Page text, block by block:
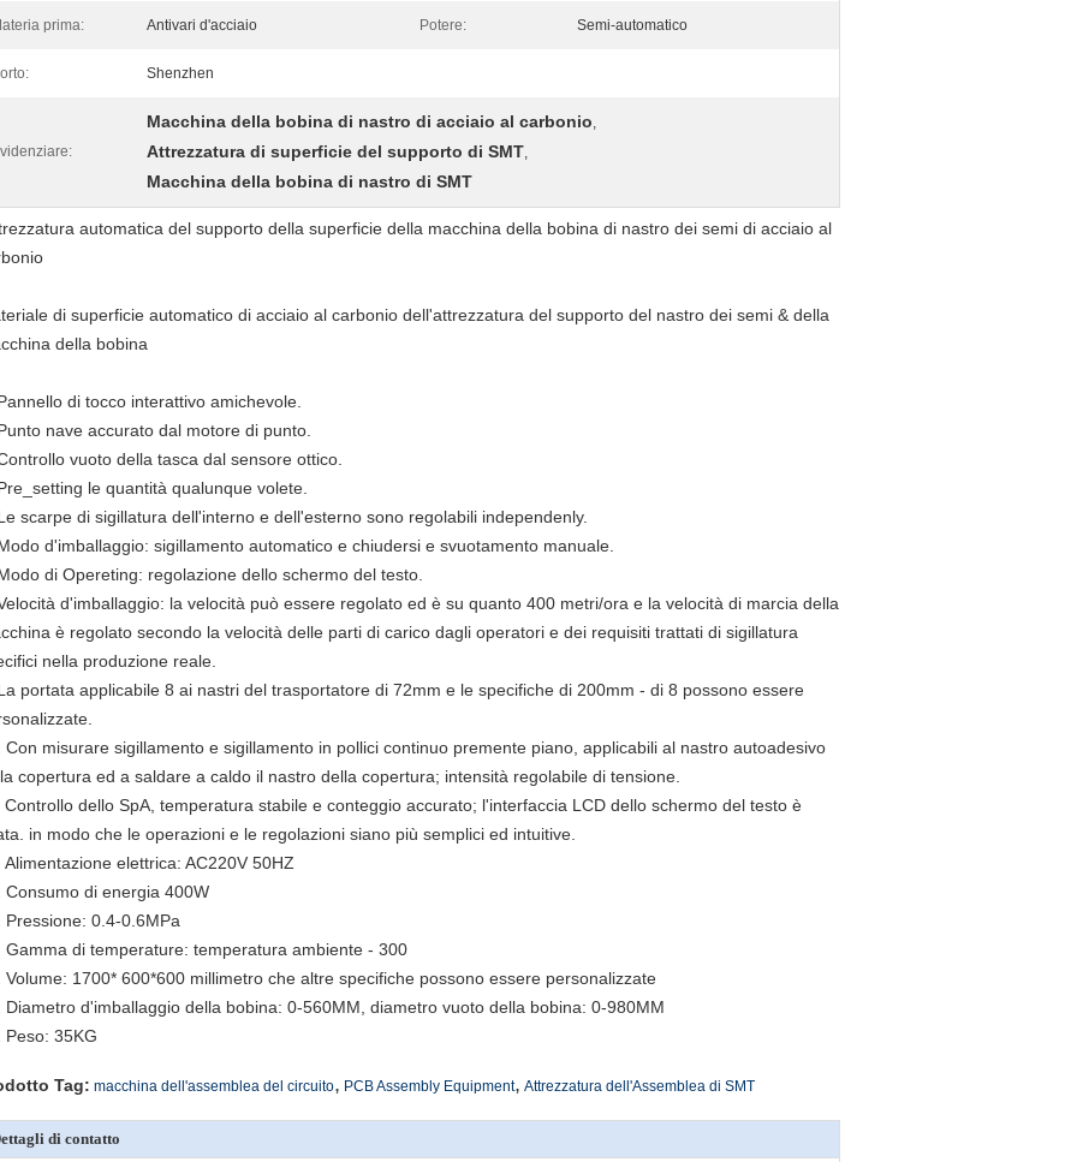
prima: Antivari d'acciaio Potere: Semi-automatico
Shenzhen
Macchina della bobina di nastro di acciaio al carbonio,
Attrezzatura di superficie del supporto di SMT,
Macchina della bobina di nastro di SMT
automatica del supporto della superficie della macchina della bobina di nastro dei semi di acciaio al
di superficie automatico di acciaio al carbonio dell'attrezzatura del supporto del nastro dei semi & della
della bobina
di tocco interattivo amichevole.
nave accurato dal motore di punto.
vuoto della tasca dal sensore ottico.
le quantità qualunque volete.
scarpe di sigillatura dell'interno e dell'esterno sono regolabili independenly.
d'imballaggio: sigillamento automatico e chiudersi e svuotamento manuale.
di Opereting: regolazione dello schermo del testo.
d'imballaggio: la velocità può essere regolato ed è su quanto 400 metri/ora e la velocità di marcia della
è regolato secondo la velocità delle parti di carico dagli operatori e dei requisiti trattati di sigillatura
nella produzione reale.
portata applicabile 8 ai nastri del trasportatore di 72mm e le specifiche di 200mm - di 8 possono essere
Con misurare sigillamento e sigillamento in pollici continuo premente piano, applicabili al nastro autoadesivo
copertura ed a saldare a caldo il nastro della copertura; intensità regolabile di tensione.
Controllo dello SpA, temperatura stabile e conteggio accurato; l'interfaccia LCD dello schermo del testo è
in modo che le operazioni e le regolazioni siano più semplici ed intuitive.
Alimentazione elettrica: AC220V 50HZ
Consumo di energia 400W
Pressione: 0.4-0.6MPa
Gamma di temperature: temperatura ambiente - 300
Volume: 1700* 600*600 millimetro che altre specifiche possono essere personalizzate
Diametro d'imballaggio della bobina: 0-560MM, diametro vuoto della bobina: 0-980MM
Peso: 35KG
Tag: macchina dell'assemblea del circuito, PCB Assembly Equipment, Attrezzatura dell'Assemblea di SMT
di contatto